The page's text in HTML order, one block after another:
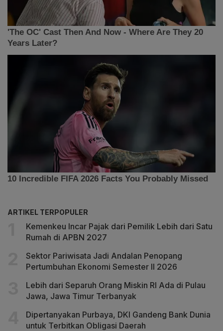
ARTIKEL TERPOPULER
Kemenkeu Incar Pajak dari Pemilik Lebih dari Satu
Rumah di APBN 2027
Sektor Pariwisata Jadi Andalan Penopang
Pertumbuhan Ekonomi Semester II 2026
Lebih dari Separuh Orang Miskin RI Ada di Pulau
Jawa, Jawa Timur Terbanyak
Dipertanyakan Purbaya, DKI Gandeng Bank Dunia
untuk Terbitkan Obligasi Daerah